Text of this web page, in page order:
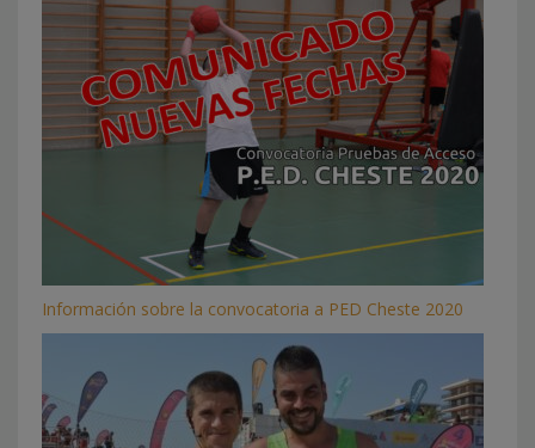
Información sobre la convocatoria a PED Cheste 2020